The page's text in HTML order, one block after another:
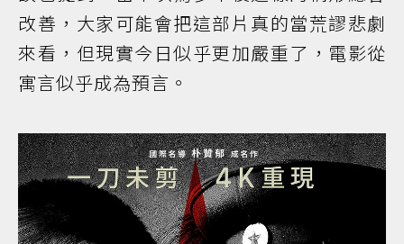
改善，大家可能會把這部片真的當荒謬悲劇
來看，但現實今日似乎更加嚴重了，電影從
寓言似乎成為預言。